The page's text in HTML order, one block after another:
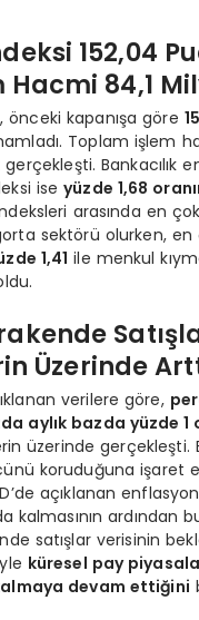
152,04
Hacmi 84,1
, önceki kapanışa göre
Toplam işlem
gerçekleşti. Bankacılık
iseyüzde 1,68
arasında en
sektörü olurken, en
1,41 ile menkul
Üzerinde
verilere göre,
aylık bazda yüzde 1
üzerinde gerçekleşti.
koruduğuna işaret
açıklanan
kalmasının ardından
satışlar verisinin
küresel pay
devam ettiğini